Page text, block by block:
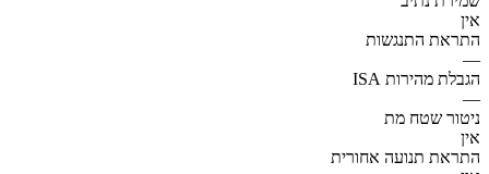
אין
התראת התנגשות
—
הגבלת מהירות ISA
—
ניטור שטח מת
אין
התראת תנועה אחורית